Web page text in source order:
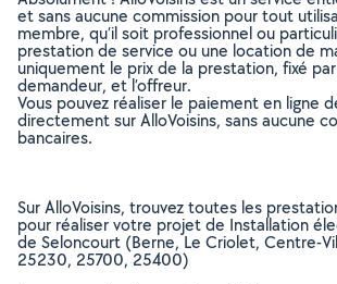
et sans aucune commission pour tout
membre, qu’il soit professionnel ou
prestation de service ou une location de
uniquement le prix de la prestation, fixé
demandeur, et l’offreur.
Vous pouvez réaliser le paiement en ligne
directement sur AlloVoisins, sans aucune
bancaires.
Sur AlloVoisins, trouvez toutes les
pour réaliser votre projet de Installation
de Seloncourt (Berne, Le Criolet, Centre-
25230, 25700, 25400)